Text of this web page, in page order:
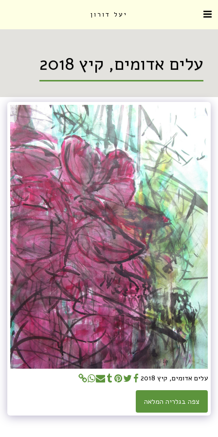
יעל דורון
עלים אדומים, קיץ 2018
עלים אדומים, קיץ 2018
צפה בגלריה המלאה